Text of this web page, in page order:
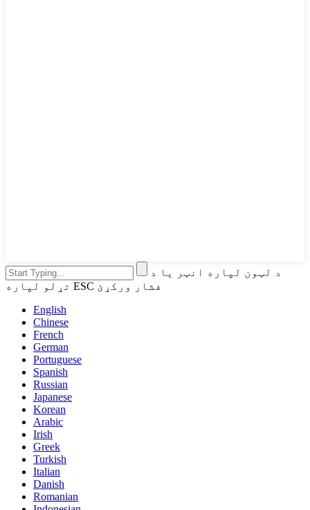
د لټون لپاره انټر یا د
تړلو لپاره ESC فشار ورکړئ
English
Chinese
French
German
Portuguese
Spanish
Russian
Japanese
Korean
Arabic
Irish
Greek
Turkish
Italian
Danish
Romanian